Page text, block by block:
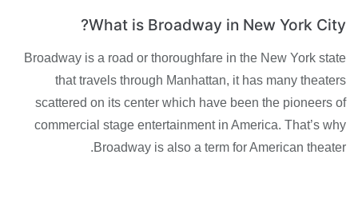
What is Broadway in New York City?
Broadway is a road or thoroughfare in the New York state
that travels through Manhattan, it has many theaters
scattered on its center which have been the pioneers of
commercial stage entertainment in America. That’s why
Broadway is also a term for American theater.